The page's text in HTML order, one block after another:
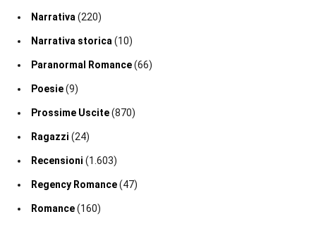
Narrativa(220)
Narrativa storica(10)
Paranormal Romance(66)
Poesie(9)
Prossime Uscite(870)
Ragazzi (24)
Recensioni (1.603)
Regency Romance(47)
Romance(160)